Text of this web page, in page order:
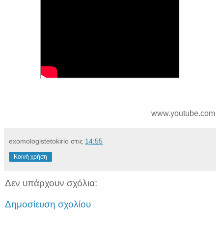
www.youtube.com
exomologistetokirio στις 14:55
Κοινή χρήση
Δεν υπάρχουν σχόλια:
Δημοσίευση σχολίου